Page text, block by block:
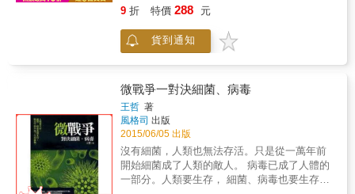
灣人不能忘的歷史，更是你我必讀的經典。
有一天這個祕密，將會成為治癒及造福我們每
個人的利器。 本書作者莫艾倫醫學博士既是屢
獲殊榮的醫生，也是《紐約時報》暢銷書作
觀點認為，我們由遺傳決定的命運在受孕那一
刻便已成定局，莫艾倫醫師的這本突破性著作
卻告訴我們：人類基因體的可變動性與迷人之
處，絕對遠遠超過你的國中生物老師所能想
像。莫艾倫醫師將我們帶到患者的病榻旁，運
用這些獨特而複雜的病例，巧妙地展示了罕見
遺傳疾病能讓我們知道哪些與自身健康及幸福
相關的訊息。 在這個我們正風馳電掣、長驅直
9 折 特價 288 元
貨到通知
微戰爭一對決細菌、病毒
王哲 著
風格司 出版
2015/06/05 出版
沒有細菌，人類也無法存活。只是從一萬年前
開始細菌成了人類的敵人。 病毒已成了人體的
一部分。人類要生存， 細菌、病毒也要生存，